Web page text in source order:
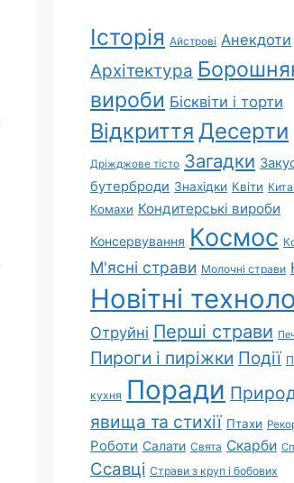
Історія Айстрові Анекдоти
Архітектура
вироби Бісквіти і торти
Відкриття Десерти
Дріжджове тісто Загадки
бутерброди Знахідки Квіти
Комахи Кондитерські вироби
Консервування Космос
М'ясні страви Молочні страви
Новітні
Отруйні Перші страви
Пироги і пиріжки Події
кухня Поради
явища та стихії Птахи
Роботи Салати Свята Скарби
Ссавці Страви з круп і бобових